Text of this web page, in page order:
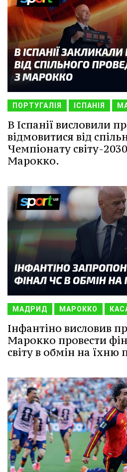
ПОРТУГАЛІЯ ІСПАНІЯ
В Іспанії висловили
відмовитися від
Чемпіонату світу-
Марокко.
МАДРИД МАРОККО
Інфантіно висловив
Марокко провести
світу в обмін на їхню